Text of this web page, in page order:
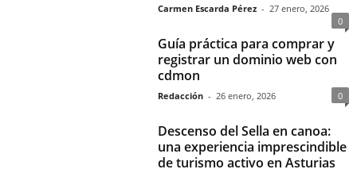
Carmen Escarda Pérez - 27 enero, 2026
0
Guía práctica para comprar y
registrar un dominio web con
cdmon
Redacción - 26 enero, 2026 0
Descenso del Sella en canoa:
una experiencia imprescindible
de turismo activo en Asturias